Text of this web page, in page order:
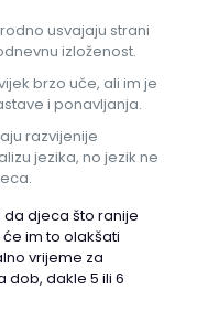
usvajaju strani
izloženost.
brzo uče, ali im je
i ponavljanja.
razvijenije
jezika, no jezik ne
djeca što ranije
im to olakšati
vrijeme za
dob, dakle 5 ili 6